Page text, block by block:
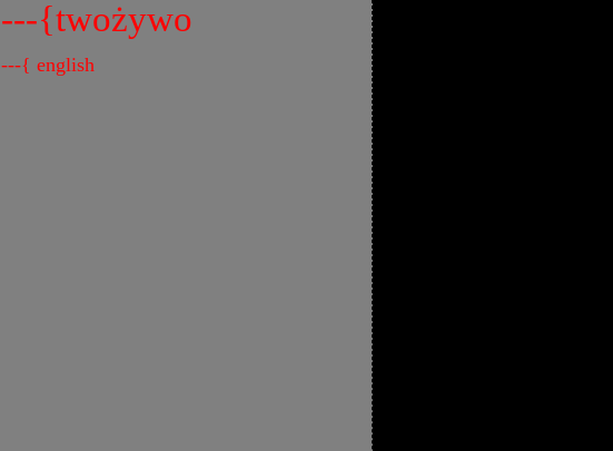
---{twożywo
---{ english